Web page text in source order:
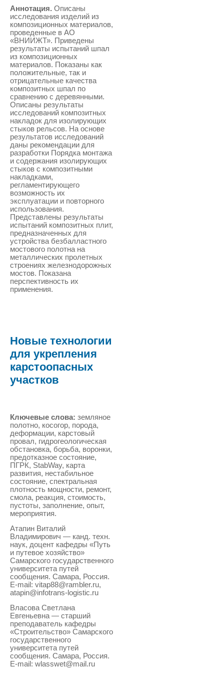
Аннотация. Описаны
исследования изделий из
композиционных материалов,
проведенные в АО
«ВНИИЖТ». Приведены
результаты испытаний шпал
из композиционных
материалов. Показаны как
положительные, так и
отрицательные качества
композитных шпал по
сравнению с деревянными.
Описаны результаты
исследований композитных
накладок для изолирующих
стыков рельсов. На основе
результатов исследований
даны рекомендации для
разработки Порядка монтажа
и содержания изолирующих
стыков с композитными
накладками,
регламентирующего
возможность их
эксплуатации и повторного
использования.
Представлены результаты
испытаний композитных плит,
предназначенных для
устройства безбалластного
мостового полотна на
металлических пролетных
строениях железнодорожных
мостов. Показана
перспективность их
применения.
Новые технологии
для укрепления
карстоопасных
участков
Ключевые слова: земляное
полотно, косогор, порода,
деформации, карстовый
провал, гидрогеологическая
обстановка, борьба, воронки,
предотказное состояние,
ПГРК, StabWay, карта
развития, нестабильное
состояние, спектральная
плотность мощности, ремонт,
смола, реакция, стоимость,
пустоты, заполнение, опыт,
мероприятия.
Атапин Виталий
Владимирович — канд. техн.
наук, доцент кафедры «Путь
и путевое хозяйство»
Самарского государственного
университета путей
сообщения. Самара, Россия.
E-mail: vitap88@rambler.ru,
atapin@infotrans-logistic.ru
Власова Светлана
Евгеньевна — старший
преподаватель кафедры
«Строительство» Самарского
государственного
университета путей
сообщения. Самара, Россия.
E-mail: wlasswet@mail.ru